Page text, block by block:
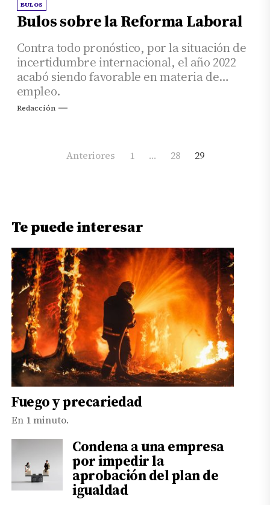
BULOS
Bulos sobre la Reforma Laboral
Contra todo pronóstico, por la situación de
incertidumbre internacional, el año 2022
acabó siendo favorable en materia de
empleo.
Redacción
PaginaciónAnteriores 1 … 28 29
Te puede interesar
Fuego y precariedad
En 1 minuto.
Condena a una empresa
por impedir la
aprobación del plan de
igualdad